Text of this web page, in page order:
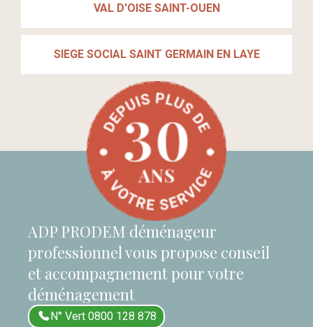
VAL D'OISE SAINT-OUEN
SIEGE SOCIAL SAINT GERMAIN EN LAYE
ADP PRODEM déménageur
professionnel vous propose conseil
et accompagnement pour votre
déménagement
N° Vert 0800 128 878